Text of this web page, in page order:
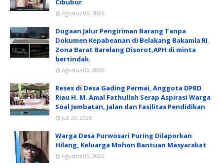
Cibubur
Agustus 06, 2026
Dugaan Jalur Pengiriman Barang Tanpa
Dokumen Kepabeanan di Belakang Bakamla RI
Zona Barat Barelang Disorot,APH di minta
bertindak.
Agustus 03, 2026
Reses di Desa Gading Permai, Anggota DPRD
Riau H. M. Amal Fathullah Serap Aspirasi Warga
Soal Jembatan, Jalan dan Fasilitas Pendidikan
Juli 29, 2026
Warga Desa Purwosari Puring Dilaporkan
Hilang, Keluarga Mohon Bantuan Masyarakat
Agustus 03, 2026